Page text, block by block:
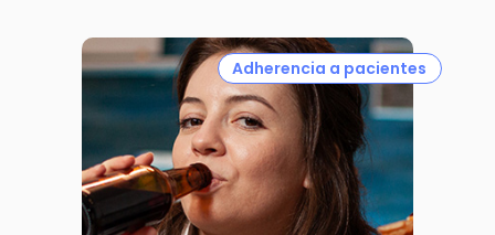
Adherencia a pacientes